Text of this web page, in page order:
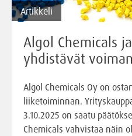
Artikkeli
Algol Chemicals
yhdistävät
Algol Chemicals Oy on
liiketoiminnan.
3.10.2025 on saatu
Chemicals vahvistaa näin